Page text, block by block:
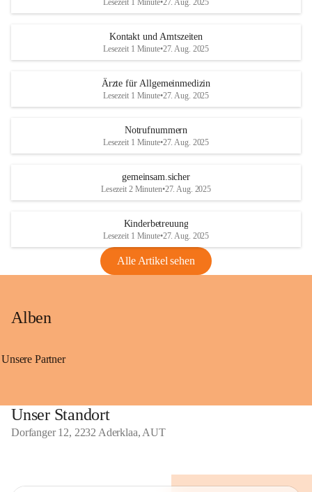
Lesezeit 1 Minute•27. Aug. 2025
Kontakt und Amtszeiten
Lesezeit 1 Minute•27. Aug. 2025
Ärzte für Allgemeinmedizin
Lesezeit 1 Minute•27. Aug. 2025
Notrufnummern
Lesezeit 1 Minute•27. Aug. 2025
gemeinsam.sicher
Lesezeit 2 Minuten•27. Aug. 2025
Kinderbetreuung
Lesezeit 1 Minute•27. Aug. 2025
Alle Artikel sehen
Alben
Unsere Partner
Unser Standort
Dorfanger 12, 2232 Aderklaa, AUT